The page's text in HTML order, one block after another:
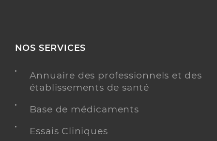
NOS SERVICES
Annuaire des professionnels et des
établissements de santé
Base de médicaments
Essais Cliniques